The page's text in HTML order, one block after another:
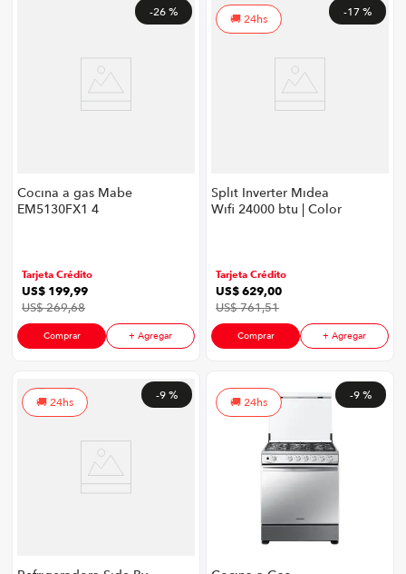
-26 %
Cocina a gas Mabe
EM5130FX1 4
Tarjeta Crédito
US$ 199,99
US$269,68
Comprar + Agregar
-17 %
24hs
Split Inverter Midea
Wifi 24000 btu | Color
Tarjeta Crédito
US$629,00
US$761,51
Comprar + Agregar
-9 %
24hs
-9 %
24hs